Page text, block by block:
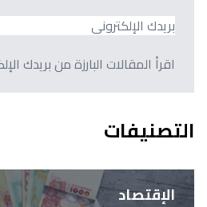
اقرأ المقالات البارزة من بريدك
التصنيفات
الإقتصاد